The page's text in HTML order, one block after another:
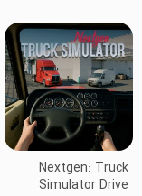
Nextgen: Truck
Simulator Drive